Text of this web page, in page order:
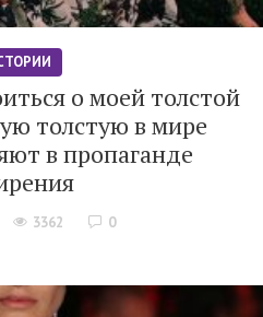
о моей толстой
толстую в мире
в пропаганде
3362 0